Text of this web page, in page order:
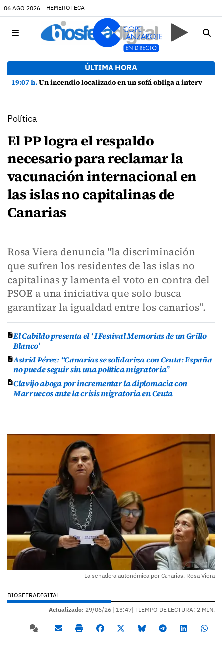
06 AGO 2026 HEMEROTECA
ÚLTIMA HORA
19:07 h.Un incendio localizado en un sofá obliga a intervenir en una vivienda de Playa Honda
Política
El PP logra el respaldo
necesario para reclamar la
vacunación internacional en
las islas no capitalinas de
Canarias
Rosa Viera denuncia "la discriminación
que sufren los residentes de las islas no
capitalinas y lamenta el voto en contra del
PSOE a una iniciativa que solo busca
garantizar la igualdad entre los canarios”.
El Cabildo presenta el ‘ I Festival Memorias de un Grillo
Blanco’
Astrid Pérez: “Canarias se solidariza con Ceuta: España
no puede seguir sin una política migratoria”
Clavijo aboga por incrementar la diplomacia con
Marruecos ante la crisis migratoria en Ceuta
La senadora autonómica por Canarias, Rosa Viera
BIOSFERADIGITAL
Actualizado: 29/06/26 | 13:47| TIEMPO DE LECTURA: 2 MIN.